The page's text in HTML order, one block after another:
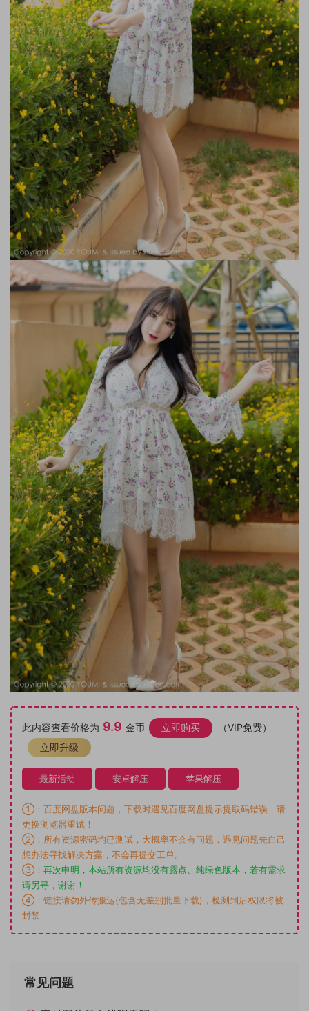
此内容查看价格为 9.9 金币 立即购买
（VIP免费）
立即升级
最新活动 安卓解压 苹果解压
①：百度网盘版本问题，下载时遇见百度网盘提示提取码错误，请
更换浏览器重试！
②：所有资源密码均已测试，大概率不会有问题，遇见问题先自己
想办法寻找解决方案，不会再提交工单。
③： 再次申明，本站所有资源均没有露点、纯绿色版本，若有需求
请另寻，谢谢！
④：链接请勿外传搬运(包含无差别批量下载)，检测到后权限将被
封禁
常见问题